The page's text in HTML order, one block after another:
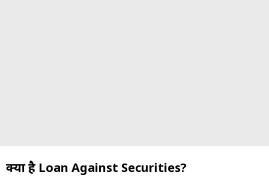
क्या है Loan Against Securities?